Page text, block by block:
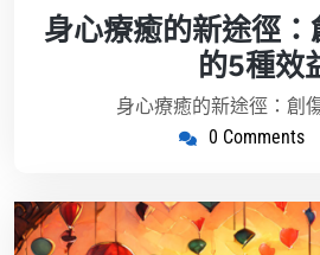
年
6
月
21
日
身心療癒的新途徑
的5種效
身心療癒的新途徑：創
0 Comments